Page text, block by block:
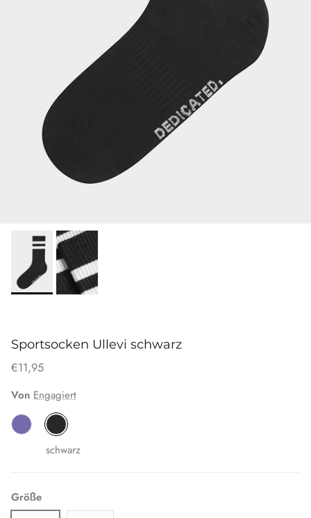
Sportsocken Ullevi schwarz
€11,95
Von Engagiert
schwarz
Größe